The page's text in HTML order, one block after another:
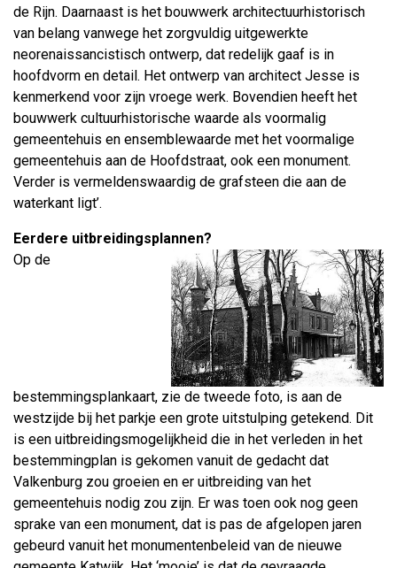
de Rijn. Daarnaast is het bouwwerk architectuurhistorisch
van belang vanwege het zorgvuldig uitgewerkte
neorenaissancistisch ontwerp, dat redelijk gaaf is in
hoofdvorm en detail. Het ontwerp van architect Jesse is
kenmerkend voor zijn vroege werk. Bovendien heeft het
bouwwerk cultuurhistorische waarde als voormalig
gemeentehuis en ensemblewaarde met het voormalige
gemeentehuis aan de Hoofdstraat, ook een monument.
Verder is vermeldenswaardig de grafsteen die aan de
waterkant ligt’.
Eerdere uitbreidingsplannen?
Op de
bestemmingsplankaart, zie de tweede foto, is aan de
westzijde bij het parkje een grote uitstulping getekend. Dit
is een uitbreidingsmogelijkheid die in het verleden in het
bestemmingplan is gekomen vanuit de gedacht dat
Valkenburg zou groeien en er uitbreiding van het
gemeentehuis nodig zou zijn. Er was toen ook nog geen
sprake van een monument, dat is pas de afgelopen jaren
gebeurd vanuit het monumentenbeleid van de nieuwe